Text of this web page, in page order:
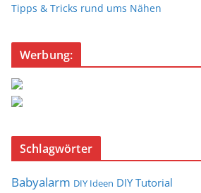
Tipps & Tricks rund ums Nähen
Werbung:
Schlagwörter
Babyalarm DIY Ideen DIY Tutorial